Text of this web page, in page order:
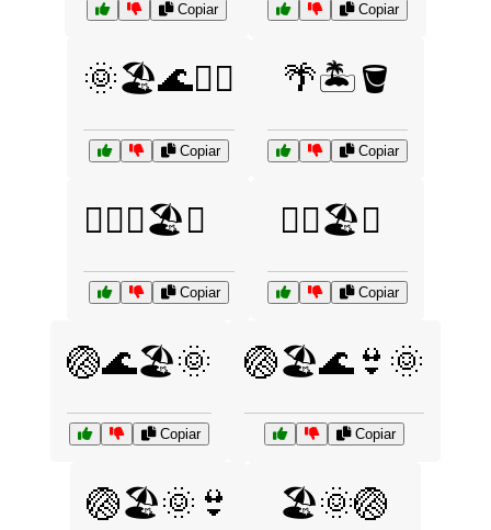
Copiar Copiar
🌞🏖️🌊🏄‍♀️
Copiar
🌴🏝️🪣
Copiar
🏄‍♂️🌊🏖️🌞
Copiar
🏄‍♂️🏖️🌊
Copiar
🏐🌊🏖️🌞
Copiar
🏐🏖️🌊👙🌞
Copiar
🏐🏖️🌞👙 🏖️🌞🏐